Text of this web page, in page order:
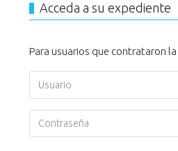
Acceda a su expediente
Para usuarios que contrataron la
Usuario
Contraseña